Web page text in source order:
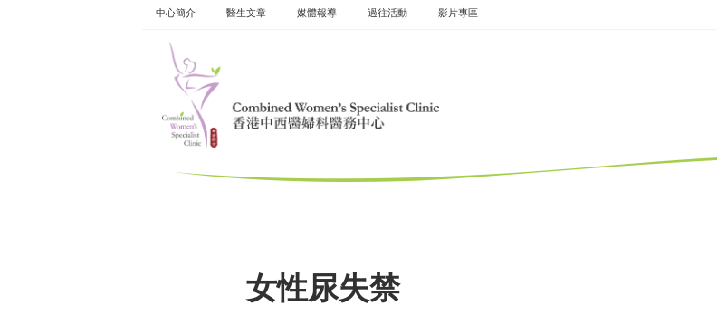
Skip
to
中心簡介 醫生文章 媒體報導 過往活動 影片專區
女性尿失禁